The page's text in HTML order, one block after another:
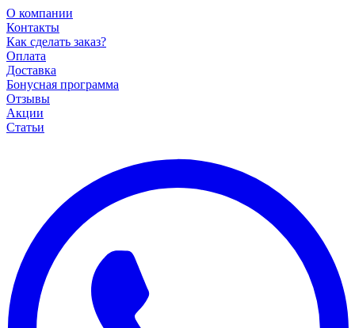
О компании
Контакты
Как сделать заказ?
Оплата
Доставка
Бонусная программа
Отзывы
Акции
Статьи